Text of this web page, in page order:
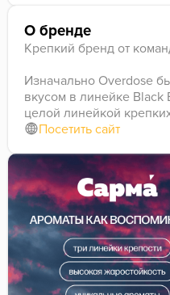
О бренде
Крепкий бренд от
Изначально Overdose
вкусом в линейке Black
целой линейкой
Посетить сайт